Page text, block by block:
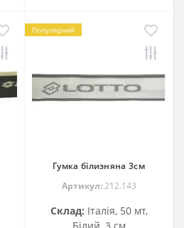
Популярний
Гумка білизняна 3см
Артикул:212.143
Склад: Італія, 50 мт,